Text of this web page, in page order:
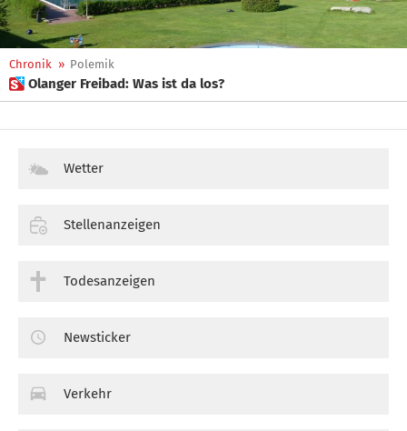
Chronik » Polemik
 Olanger Freibad: Was ist da los?
Wetter
Stellenanzeigen
Todesanzeigen
Newsticker
Verkehr